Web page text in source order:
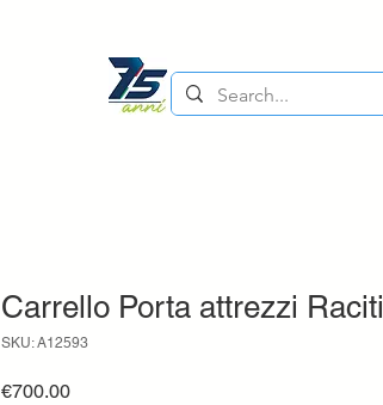
Carrello Porta attrezzi Raciti
SKU: A12593
€700.00Price